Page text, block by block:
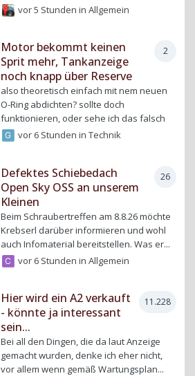
vor 5 Stunden inAllgemein
2
Motor bekommt keinen
Sprit mehr, Tankanzeige
noch knapp über Reserve
also theoretisch einfach mit nem neuen
O-Ring abdichten? sollte doch
funktionieren, oder sehe ich das falsch
vor 6 Stunden inTechnik
26
Defektes Schiebedach
Open Sky OSS an unserem
Kleinen
Beim Schraubertreffen am 8.8.26 möchte
Krebserl darüber informieren und wohl
auch Infomaterial bereitstellen. Was er...
vor 6 Stunden inAllgemein
11.228
Hier wird ein A2 verkauft
- könnte ja interessant
sein...
Bei all den Dingen, die da laut Anzeige
gemacht wurden, denke ich eher nicht,
vor allem wenn gemäß Wartungsplan...